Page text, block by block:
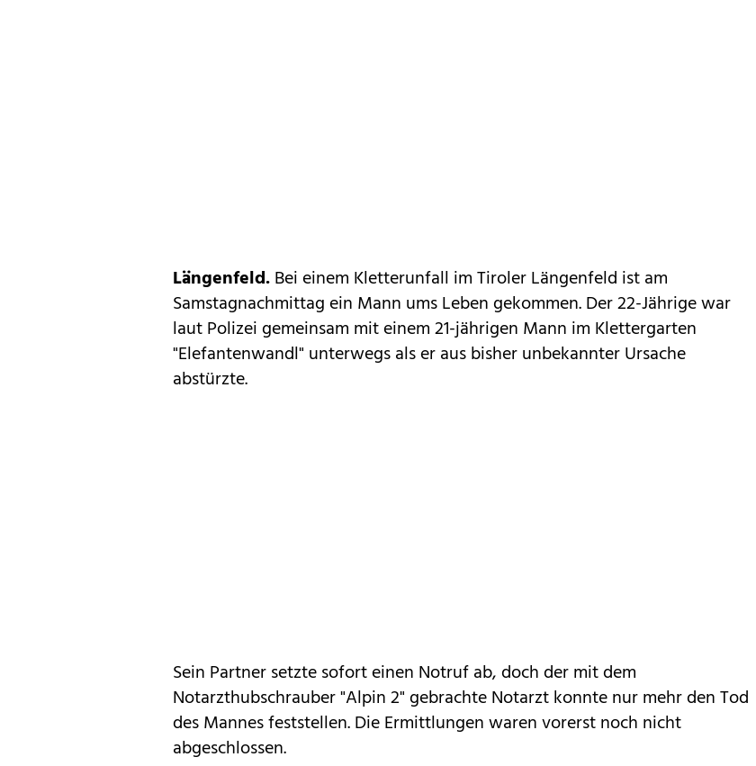
Längenfeld.Bei einem Kletterunfall im Tiroler Längenfeld ist am
Samstagnachmittag ein Mann ums Leben gekommen. Der 22-Jährige war
laut Polizei gemeinsam mit einem 21-jährigen Mann im Klettergarten
"Elefantenwandl" unterwegs als er aus bisher unbekannter Ursache
abstürzte.
Sein Partner setzte sofort einen Notruf ab, doch der mit dem
Notarzthubschrauber "Alpin 2" gebrachte Notarzt konnte nur mehr den Tod
des Mannes feststellen. Die Ermittlungen waren vorerst noch nicht
abgeschlossen.